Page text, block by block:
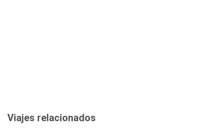
Viajes relacionados